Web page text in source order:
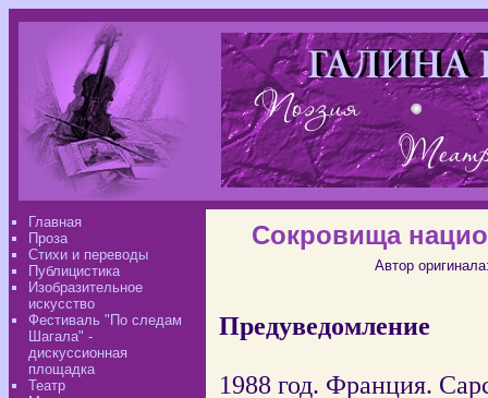
Главная
Проза
Стихи и переводы
Публицистика
Изобразительное
искусство
Фестиваль "По следам
Шагала" -
дискуссионная
площадка
Театр
Сокровища
Автор
Предуведомление
1988 год. Франция.